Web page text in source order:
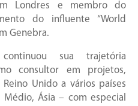
Londres e membro do
do influente “World
Genebra.
sua trajetória
consultor em projetos,
Unido a vários países
Ásia – com especial